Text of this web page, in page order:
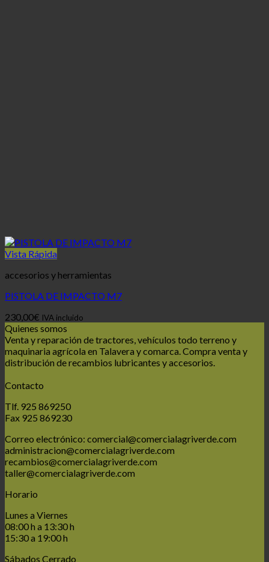
Vista Rápida
accesorios y herramientas
PISTOLA DE IMPACTO M7
230,00€ IVA incluido
Quienes somos
Venta y reparación de tractores, vehículos todo terreno y
maquinaria agrícola en Talavera y comarca. Compra venta y
distribución de recambios lubricantes y accesorios.
Contacto
Tlf. 925 869250
Fax 925 869230
Correo electrónico: comercial@comercialagriverde.com
administracion@comercialagriverde.com
recambios@comercialagriverde.com
taller@comercialagriverde.com
Horario
Lunes a Viernes
08:00 h a 13:30 h
15:30 a 19:00 h
Sábados Cerrado